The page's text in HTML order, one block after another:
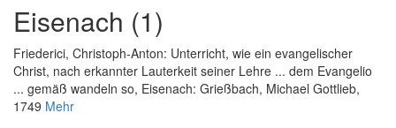
Eisenach (1)
Friederici, Christoph-Anton: Unterricht, wie ein evangelischer
Christ, nach erkannter Lauterkeit seiner Lehre ... dem Evangelio
... gemäß wandeln so, Eisenach: Grießbach, Michael Gottlieb,
1749 Mehr